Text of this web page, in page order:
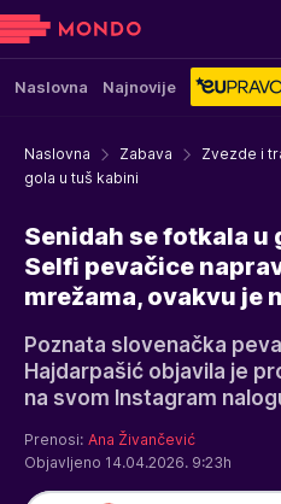
Naslovna Najnovije
Naslovna Zabava Zvezde i
gola u tuš kabini
Senidah se fotkala u
Selfi pevačice
mrežama, ovakvu je
Poznata slovenačka
Hajdarpašić objavila je
na svom Instagram
Prenosi: Ana Živančević
Objavljeno 14.04.2026. 9:23h